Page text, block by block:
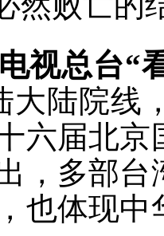
视总台“
大陆院线
六届北
，多部
也体现